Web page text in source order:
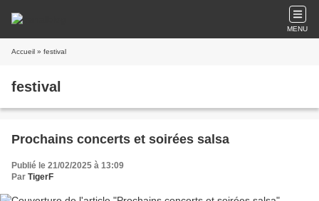
MENU
Accueil » festival
festival
Prochains concerts et soirées salsa
Publié le 21/02/2025 à 13:09
Par TigerF